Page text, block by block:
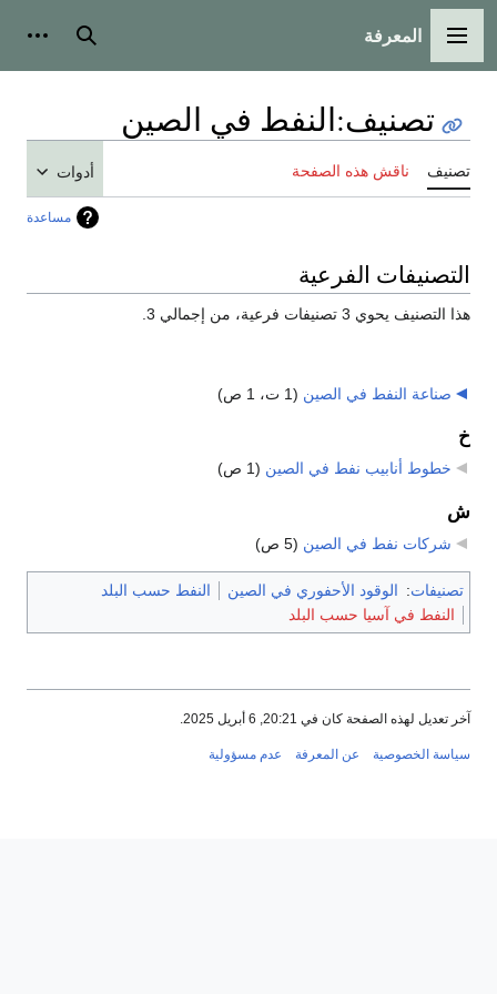
القائمة الرئيسية
المعرفة بحث
تصنيف:النفط في الصين
تصنيف ناقش هذه الصفحة أدوات
مساعدة
التصنيفات الفرعية
هذا التصنيف يحوي 3 تصنيفات فرعية، من إجمالي 3.
صناعة النفط في الصين (1 ت، 1 ص)
خ
خطوط أنابيب نفط في الصين (1 ص)
ش
شركات نفط في الصين (5 ص)
تصنيفات: الوقود الأحفوري في الصين
النفط حسب البلد
النفط في آسيا حسب البلد
آخر تعديل لهذه الصفحة كان في 20:21, 6 أبريل 2025.
سياسة الخصوصية عن المعرفة عدم مسؤولية